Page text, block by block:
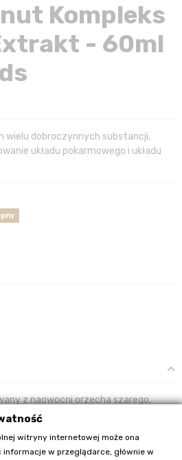
Kompleks
- 60ml
wielu dobroczynnych substancji,
układu pokarmowego i układu
z naowocni orzecha szarego,
Kompleks wspiera pracę układu
witryny internetowej może ona
w przeglądarce, głównie w